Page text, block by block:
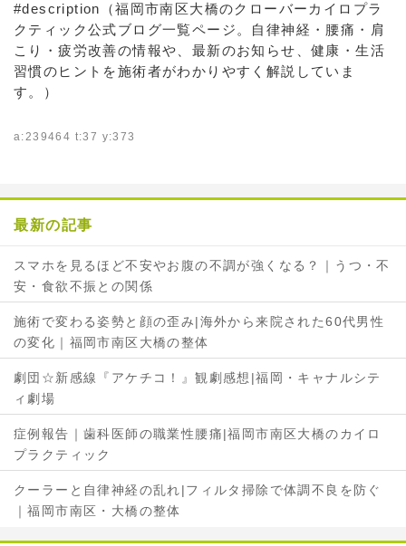
#description（福岡市南区大橋のクローバーカイロプラ
クティック公式ブログ一覧ページ。自律神経・腰痛・肩
こり・疲労改善の情報や、最新のお知らせ、健康・生活
習慣のヒントを施術者がわかりやすく解説していま
す。）
a:239464 t:37 y:373
最新の記事
スマホを見るほど不安やお腹の不調が強くなる？｜うつ・不
安・食欲不振との関係
施術で変わる姿勢と顔の歪み|海外から来院された60代男性
の変化｜福岡市南区大橋の整体
劇団☆新感線『アケチコ！』観劇感想|福岡・キャナルシテ
ィ劇場
症例報告｜歯科医師の職業性腰痛|福岡市南区大橋のカイロ
プラクティック
クーラーと自律神経の乱れ|フィルタ掃除で体調不良を防ぐ
｜福岡市南区・大橋の整体